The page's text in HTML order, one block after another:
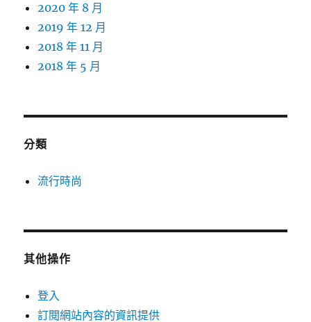
2020 年 8 月
2019 年 12 月
2018 年 11 月
2018 年 5 月
分類
流行時尚
其他操作
登入
訂閱網站內容的資訊提供